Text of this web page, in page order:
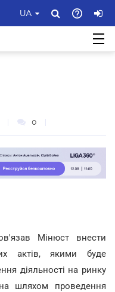
UA
0
Мінюст внести
актів, якими буде
діяльності на ринку
шляхом проведення